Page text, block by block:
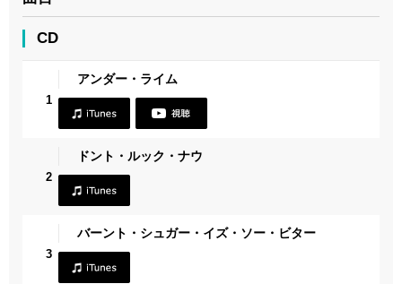
CD
1
アンダー・ライム
2
ドント・ルック・ナウ
3
バーント・シュガー・イズ・ソー・ビター